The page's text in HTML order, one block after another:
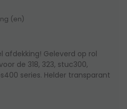
(en)
afdekking! Geleverd op rol
de 318, 323, stuc300,
series. Helder transparant